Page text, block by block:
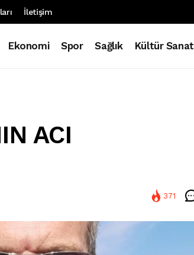
İletişim
Ekonomi Spor Sağlık Kültür Sanat
ACI
371